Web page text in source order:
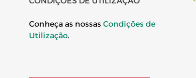
Conheça as nossas Condições de
Utilização.